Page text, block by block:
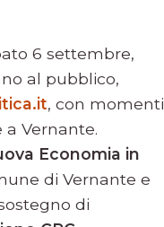
6 settembre,
al pubblico,
, con momenti
Vernante.
Economia in
di Vernante e
di